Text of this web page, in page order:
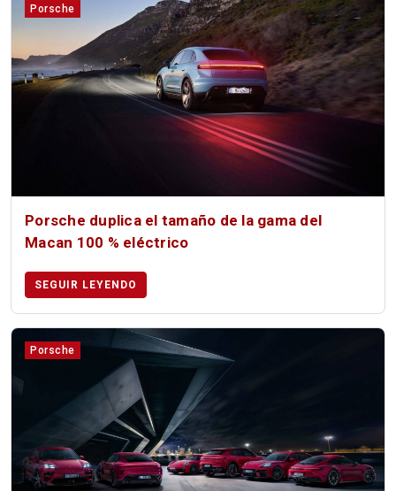
Porsche
Porsche duplica el tamaño de la gama del
Macan 100 % eléctrico
SEGUIR LEYENDO
Porsche